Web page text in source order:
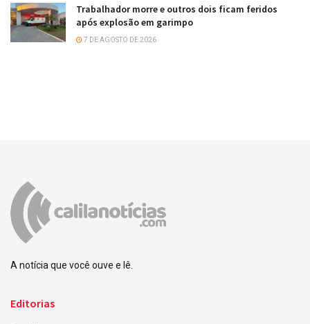
Trabalhador morre e outros dois ficam feridos
após explosão em garimpo
7 DE AGOSTO DE 2026
A notícia que você ouve e lê.
Editorias